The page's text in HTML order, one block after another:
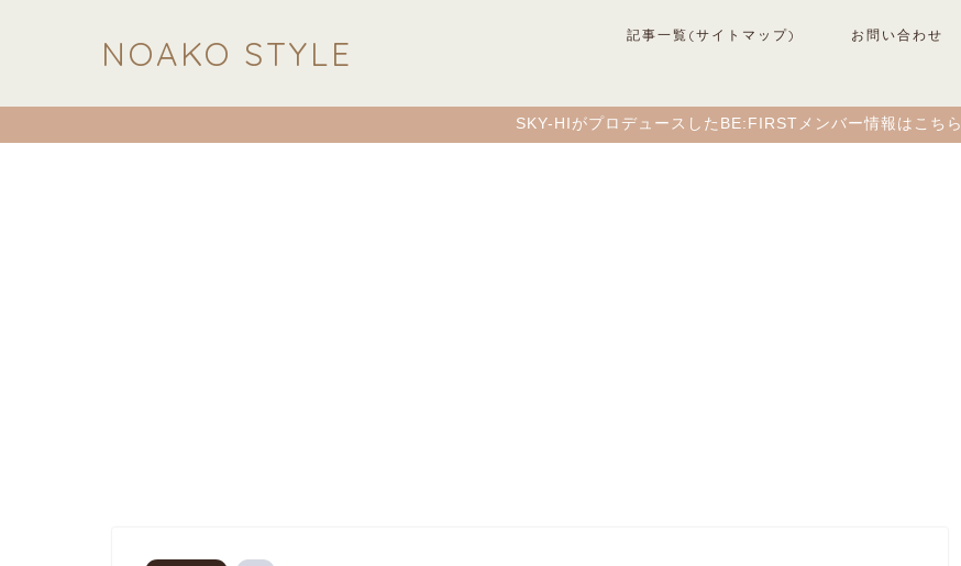
NOAKO STYLE 記事一覧(サイトマップ) お問い合わせ
SKY-HIがプロデュースしたBE:FIRSTメンバー情報はこちら